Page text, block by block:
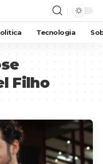
Tecnologia
Filho